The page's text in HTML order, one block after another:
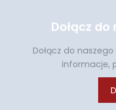
Dołącz do
Dołącz do
informacje,